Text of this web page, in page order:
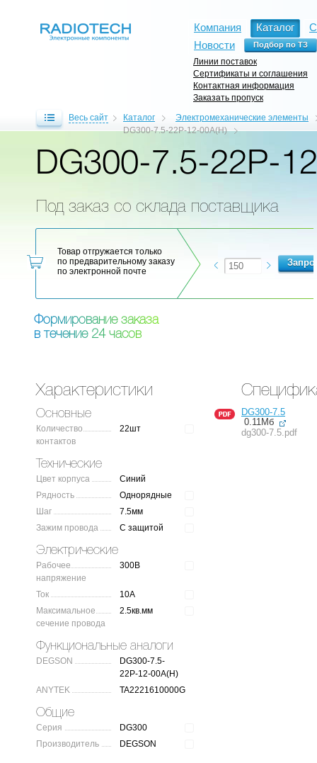
Компания Каталог
Новости
Линии поставок
Сертификаты и соглашения
Контактная информация
Заказать пропуск
Весь сайт Каталог
Электромеханические элементы
DG300-7.5-22P-12-00A(H)
DG300-7.5-22P-
Под заказ со склада поставщика
Товар отгружается только
по предварительному заказу
по электронной почте
Формирование заказа
в течение 24 часов
Характеристики
Основные
Количество
контактов
22шт
Технические
Цвет корпуса
Синий
Рядность
Однорядные
Шаг
7.5мм
Зажим провода
С защитой
Электрические
Рабочее
напряжение
300В
Ток
10А
Максимальное
сечение провода
2.5кв.мм
Функциональные аналоги
DEGSON
DG300-7.5-
22P-12-00A(H)
ANYTEK
TA2221610000G
Общие
Серия
DG300
Производитель
DEGSON
DG300-7.5
0.11Мб
dg300-7.5.pdf